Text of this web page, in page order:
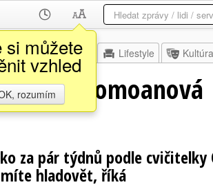
si můžete
vzhled
rozumím
Z domova Lifestyle Kultúra
Aidomoanová
za pár týdnů podle cvičitelky
hladovět, říká